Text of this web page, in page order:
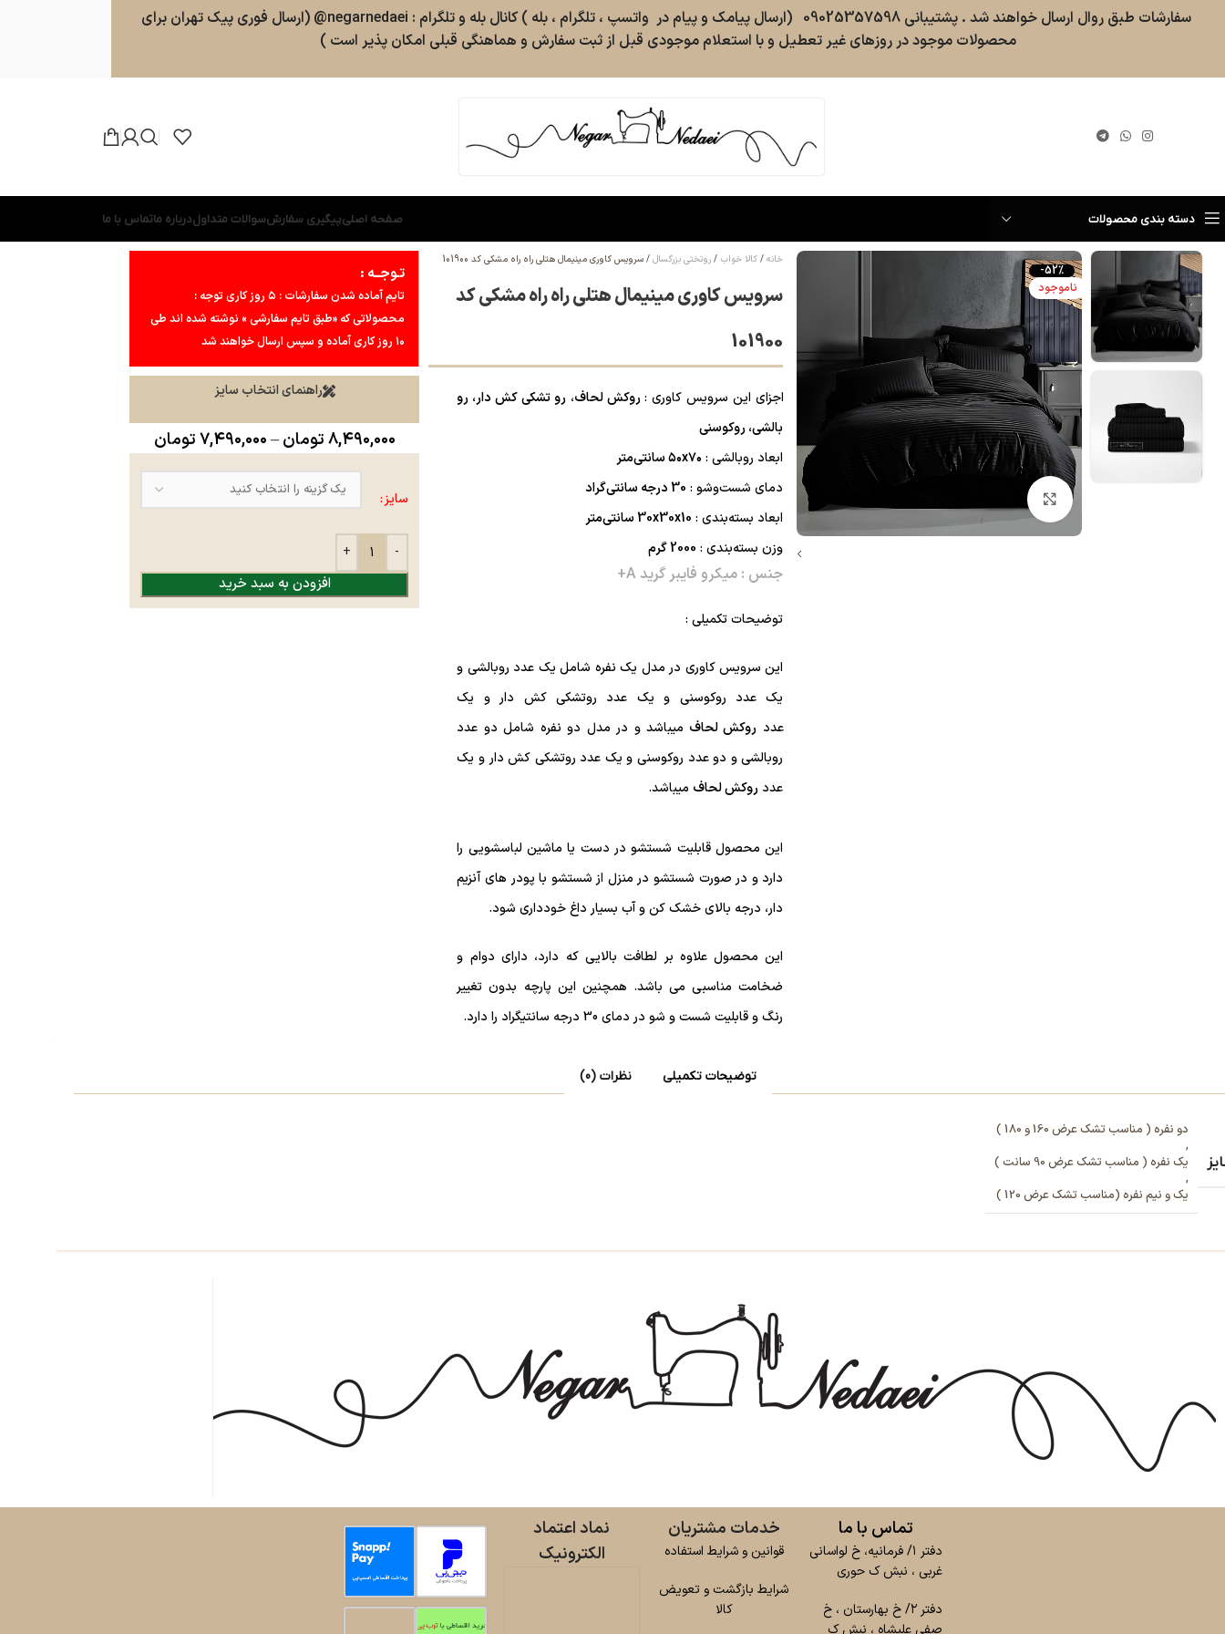
دسته بندی محصولات صفحه اصلیپیگیری سفارشسوالات متداولدرباره ماتماس با ما
-52%
ناموجود
خانه کالا خواب روتختی بزرگسال سرویس کاوری مینیمال هتلی راه راه مشکی کد 101900
سرویس کاوری مینیمال هتلی راه راه مشکی کد
101900
اجزای این سرویس کاوری :روکش لحاف، رو تشکی کش دار، رو
بالشی، روکوسنی
ابعاد روبالشی :۵۰x۷۰ سانتی‌متر
دمای شست‌وشو : 30 درجه سانتی‌گراد
ابعاد بسته‌بندی : 30x30x10 سانتی‌متر
وزن بسته‌بندی : 2000 گرم
جنس : میکرو فایبر گرید A+
توضیحات تکمیلی :
این سرویس کاوری در مدل یک نفره شامل یک عدد روبالشی و
یک عدد روکوسنی و یک عدد روتشکی کش دار و یک
عدد روکش لحاف میباشد و در مدل دو نفره شامل دو عدد
روبالشی و دو عدد روکوسنی و یک عدد روتشکی کش دار و یک
عدد روکش لحاف میباشد.
این محصول قابلیت شستشو در دست یا ماشین لباسشویی را
دارد و در صورت شستشو در منزل از شستشو با پودر های آنزیم
دار، درجه بالای خشک کن و آب بسیار داغ خودداری شود.
این محصول علاوه بر لطافت بالایی که دارد، دارای دوام و
ضخامت مناسبی می باشد. همچنین این پارچه بدون تغییر
رنگ و قابلیت شست و شو در دمای 30 درجه سانتیگراد را دارد.
تـوجــه :
تایم آماده شدن سفارشات : ۵ روز کاری توجه :
محصولاتی که «طبق تایم سفارشی » نوشته شده اند طی
۱۰ روز کاری آماده و سپس ارسال خواهند شد
راهنمای انتخاب سایز
۸,۴۹۰,۰۰۰تومان –۷,۴۹۰,۰۰۰تومان
سایز
افزودن به سبد خرید
توضیحات تکمیلی نظرات (0)
دو نفره ( مناسب تشک عرض 160 و 180 )
,
یک نفره ( مناسب تشک عرض 90 سانت )
,
یک و نیم نفره (مناسب تشک عرض 120 )
تماس با ما
دفتر ۱/ فرمانیه، خ لواسانی
غربی ، نبش ک حوری
دفتر ۲/ خ بهارستان ، خ
خدمات مشتریان
قوانین و شرایط استفاده
شرایط بازگشت و تعویض
کالا
نماد اعتماد
الکترونیک
سفارشات طبق روال ارسال خواهند شد . پشتیبانی 09025357598 (ارسال پیامک و پیام در واتسپ ، تلگرام ، بله ) کانال بله و تلگرام : negarnedaei@ (ارسال فوری پیک تهران برای
محصولات موجود در روزهای غیر تعطیل و با استعلام موجودی قبل از ثبت سفارش و هماهنگی قبلی امکان پذیر است )